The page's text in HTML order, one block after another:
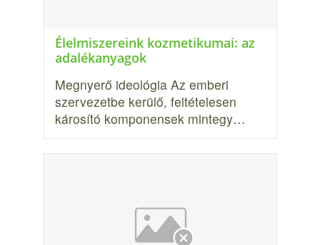
Élelmiszereink kozmetikumai: az
adalék­anyagok
Megnyerő ideológia Az emberi
szervezetbe kerülő, feltételesen
károsító komponen­sek mintegy…